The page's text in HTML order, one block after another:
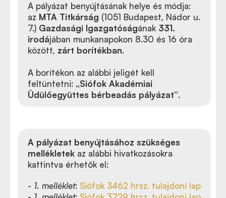
A pályázat benyújtásának helye és módja:
az MTA Titkárság (1051 Budapest, Nádor u.
7.) Gazdasági Igazgatóságának 331.
irodájában munkanapokon 8.30 és 16 óra
között, zárt borítékban.
A borítékon az alábbi jeligét kell
feltüntetni: „Siófok Akadémiai
Üdülőegyüttes bérbeadás pályázat”.
A pályázat benyújtásához szükséges
mellékletek az alábbi hivatkozásokra
kattintva érhetők el:
- 1. melléklet: Siófok 3462 hrsz. tulajdoni lap